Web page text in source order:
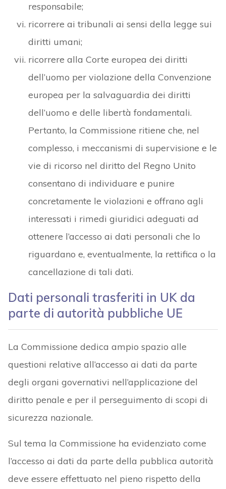
responsabile;
ricorrere ai tribunali ai sensi della legge sui
diritti umani;
ricorrere alla Corte europea dei diritti
dell’uomo per violazione della Convenzione
europea per la salvaguardia dei diritti
dell’uomo e delle libertà fondamentali.
Pertanto, la Commissione ritiene che, nel
complesso, i meccanismi di supervisione e le
vie di ricorso nel diritto del Regno Unito
consentano di individuare e punire
concretamente le violazioni e offrano agli
interessati i rimedi giuridici adeguati ad
ottenere l’accesso ai dati personali che lo
riguardano e, eventualmente, la rettifica o la
cancellazione di tali dati.
Dati personali trasferiti in UK da
parte di autorità pubbliche UE
La Commissione dedica ampio spazio alle
questioni relative all’accesso ai dati da parte
degli organi governativi nell’applicazione del
diritto penale e per il perseguimento di scopi di
sicurezza nazionale.
Sul tema la Commissione ha evidenziato come
l’accesso ai dati da parte della pubblica autorità
deve essere effettuato nel pieno rispetto della